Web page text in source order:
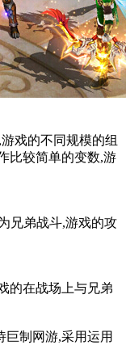
戏的不同规模的组
比较简单的变数,游
兄弟战斗,游戏的攻
的在战场上与兄弟
巨制网游,采用运用